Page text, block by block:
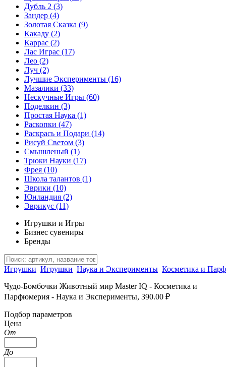
Дубль 2 (3)
Зандер (4)
Золотая Сказка (9)
Какаду (2)
Каррас (2)
Лас Играс (17)
Лео (2)
Луч (2)
Лучшие Эксперименты (16)
Мазалики (33)
Нескучные Игры (60)
Поделкин (3)
Простая Наука (1)
Раскопки (47)
Раскрась и Подари (14)
Рисуй Светом (3)
Смышленый (1)
Трюки Науки (17)
Фрея (10)
Школа талантов (1)
Эврики (10)
Юнландия (2)
Эврикус (11)
Игрушки и Игры
Бизнес сувениры
Бренды
Игрушки Игрушки Наука и Эксперименты Косметика и
Чудо-Бомбочки Животный мир Master IQ - Косметика и
Парфюмерия - Наука и Эксперименты, 390.00 ₽
Подбор параметров
Цена
От
До